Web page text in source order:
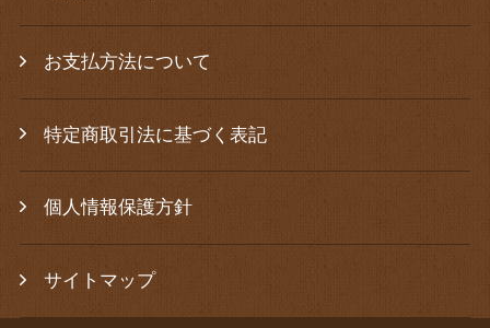
お支払方法について
特定商取引法に基づく表記
個人情報保護方針
サイトマップ